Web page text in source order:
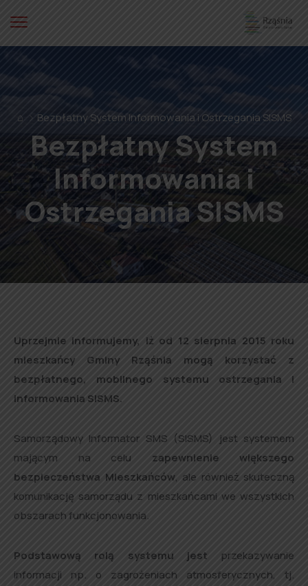
⌂ Bezpłatny System Informowania i Ostrzegania SISMS
Bezpłatny System
Informowania i
Ostrzegania SISMS
Uprzejmie informujemy, iż od 12 sierpnia 2015 roku
mieszkańcy Gminy Rząśnia mogą korzystać z
bezpłatnego, mobilnego systemu ostrzegania i
informowania SISMS.
Samorządowy Informator SMS (SISMS) jest systemem
mającym na celu zapewnienie większego
bezpieczeństwa Mieszkańców, ale również skuteczną
komunikację samorządu z mieszkańcami we wszystkich
obszarach funkcjonowania.
Podstawową rolą systemu jest przekazywanie
informacji np. o zagrożeniach atmosferycznych, tj.